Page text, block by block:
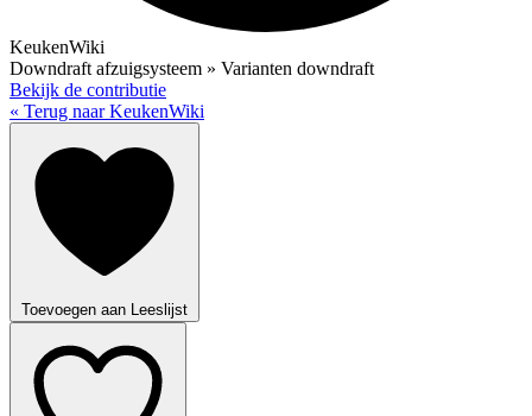
KeukenWiki
Downdraft afzuigsysteem » Varianten downdraft
Bekijk de contributie
« Terug naar KeukenWiki
Toevoegen aan Leeslijst